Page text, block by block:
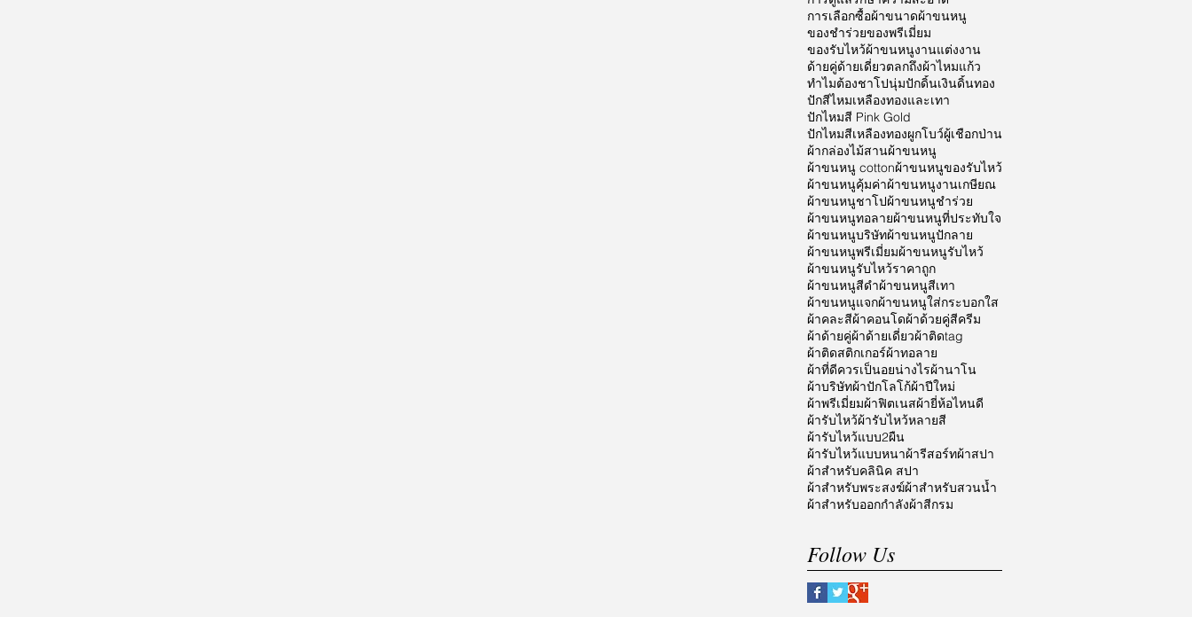
การเลือกซื้อผ้าขนาดผ้าขนหนู
ของชำร่วยของพรีเมี่ยม
ของรับไหว้ผ้าขนหนูงานแต่งงาน
ด้ายคู่ด้ายเดี่ยวตลกถึงผ้าไหมแก้ว
ทำไมต้องชาโปนุ่มปักดิ้นเงินดิ้นทอง
ปักสีไหมเหลืองทองและเทา
ปักไหมสี Pink Gold
ปักไหมสีเหลืองทองผูกโบว์ผู้เชือกป่าน
ผ้ากล่องไม้สานผ้าขนหนู
ผ้าขนหนู cottonผ้าขนหนูของรับไหว้
ผ้าขนหนูคุ้มค่าผ้าขนหนูงานเกษียณ
ผ้าขนหนูชาโปผ้าขนหนูชำร่วย
ผ้าขนหนูทอลายผ้าขนหนูที่ประทับใจ
ผ้าขนหนูบริษัทผ้าขนหนูปักลาย
ผ้าขนหนูพรีเมี่ยมผ้าขนหนูรับไหว้
ผ้าขนหนูรับไหว้ราคาถูก
ผ้าขนหนูสีดำผ้าขนหนูสีเทา
ผ้าขนหนูแจกผ้าขนหนูใส่กระบอกใส
ผ้าคละสีผ้าคอนโดผ้าด้วยคู่สีครีม
ผ้าด้ายคู่ผ้าด้ายเดี่ยวผ้าติดtag
ผ้าติดสติกเกอร์ผ้าทอลาย
ผ้าที่ดีควรเป็นอยน่างไรผ้านาโน
ผ้าบริษัทผ้าปักโลโก้ผ้าปีใหม่
ผ้าพรีเมี่ยมผ้าฟิตเนสผ้ายี่ห้อไหนดี
ผ้ารับไหว้ผ้ารับไหว้หลายสี
ผ้ารับไหว้แบบ2ผืน
ผ้ารับไหว้แบบหนาผ้ารีสอร์ทผ้าสปา
ผ้าสำหรับคลินิค สปา
ผ้าสำหรับพระสงฆ์ผ้าสำหรับสวนน้ำ
ผ้าสำหรับออกกำลังผ้าสีกรม
Follow Us